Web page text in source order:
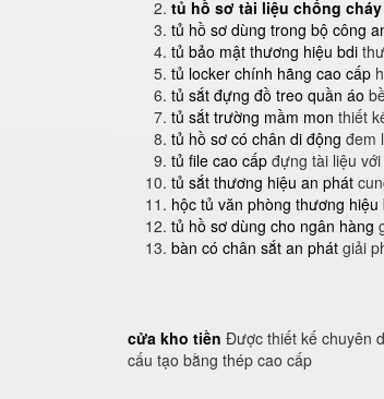
tủ hồ sơ tài liệu chống cháy
tủ hồ sơ dùng trong bộ công
tủ bảo mật thương hiệu bdi
tủ locker chính hãng cao cấp
tủ sắt đựng đồ treo quần áo
tủ sắt trường mầm mon thiết
tủ hồ sơ có chân di động đem
tủ file cao cấp đựng tài liệu
tủ sắt thương hiệu an phát
hộc tủ văn phòng thương hiệu
tủ hồ sơ dùng cho ngân hàng
bàn có chân sắt an phát giải
cửa kho tiền Được thiết kế chuyên
cấu tạo bằng thép cao cấp